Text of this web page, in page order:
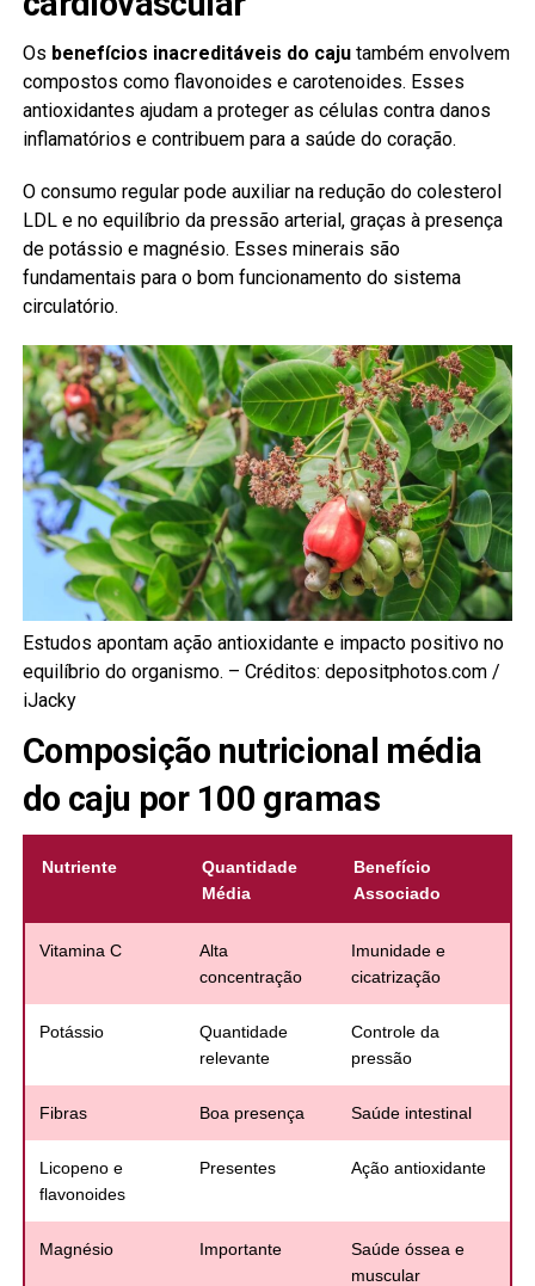
Os benefícios inacreditáveis do cajutambém envolvem
compostos como flavonoides e carotenoides. Esses
antioxidantes ajudam a proteger as células contra danos
inflamatórios e contribuem para a saúde do coração.
O consumo regular pode auxiliar na redução do colesterol
LDL e no equilíbrio da pressão arterial, graças à presença
de potássio e magnésio. Esses minerais são
fundamentais para o bom funcionamento do sistema
circulatório.
Estudos apontam ação antioxidante e impacto positivo no
equilíbrio do organismo. – Créditos: depositphotos.com /
iJacky
Composição nutricional média
do caju por 100 gramas
Nutriente
Quantidade
Média
Benefício
Associado
Vitamina C
Alta
concentração
Imunidade e
cicatrização
Potássio
Quantidade
relevante
Controle da
pressão
Fibras Boa presença Saúde intestinal
Licopeno e
flavonoides
Presentes Ação antioxidante
Magnésio Importante
Saúde óssea e
muscular